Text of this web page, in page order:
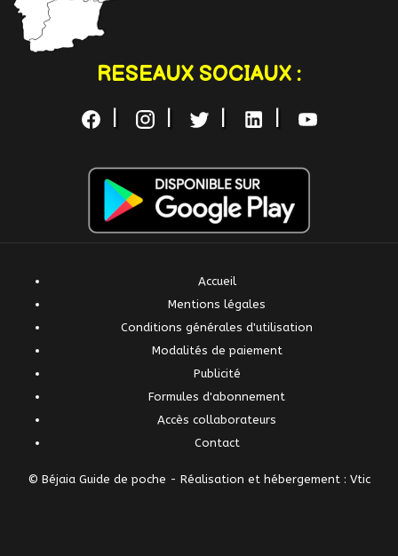
RESEAUX SOCIAUX :
Accueil
Mentions légales
Conditions générales d'utilisation
Modalités de paiement
Publicité
Formules d'abonnement
Accès collaborateurs
Contact
© Béjaia Guide de poche - Réalisation et hébergement : Vtic